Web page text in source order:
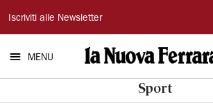
La
Nuova
Ferrara
Iscriviti alle Newsletter
MENU
Sport